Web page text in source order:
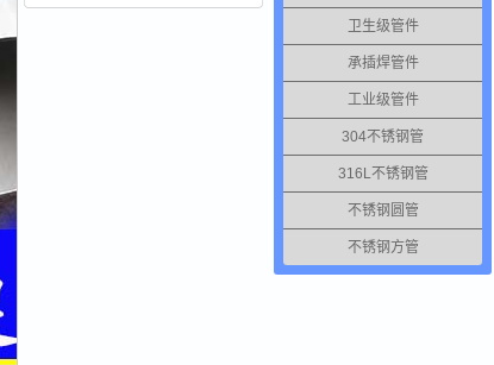
卫生级管件
承插焊管件
工业级管件
304不锈钢管
316L不锈钢管
不锈钢圆管
不锈钢方管